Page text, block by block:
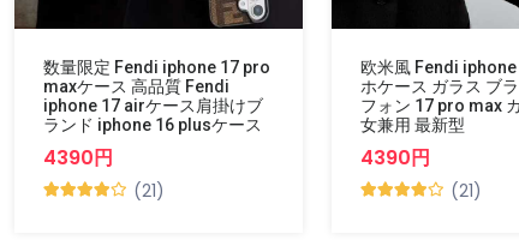
数量限定 Fendi iphone 17 pro
maxケース 高品質 Fendi
iphone 17 airケース肩掛けブ
ランド iphone 16 plusケース
4390円
(21)
欧米風 Fendi iphone
ホケース ガラス ブ
フォン 17 pro max
女兼用 最新型
4390円
(21)